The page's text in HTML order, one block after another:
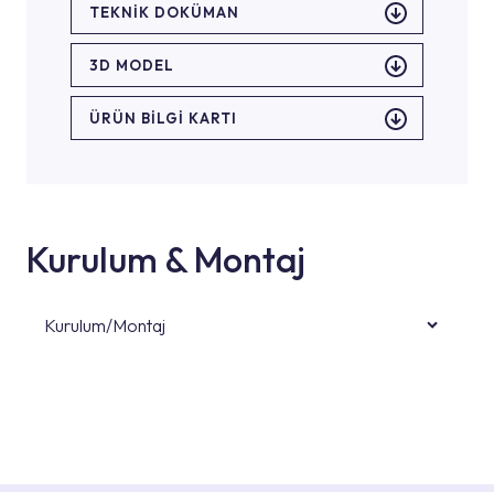
TEKNİK DOKÜMAN
3D MODEL
ÜRÜN BILGI KARTI
Kurulum & Montaj
Kurulum/Montaj